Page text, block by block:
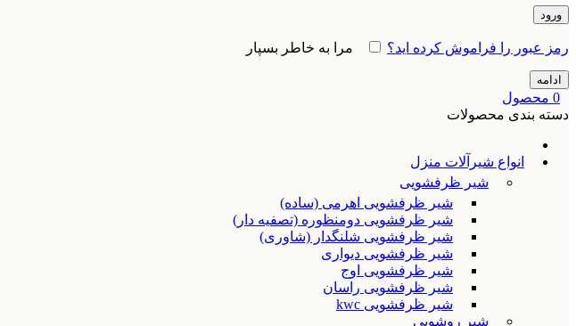
ورود
رمز عبور را فراموش کرده اید؟ مرا به خاطر بسپار
ادامه
0 محصول
دسته بندی محصولات
انواع شیرآلات منزل
شیر ظرفشویی
شیر ظرفشویی اهرمی (ساده)
شیر ظرفشویی دومنظوره (تصفیه دار)
شیر ظرفشویی شلنگدار (شاوری)
شیر ظرفشویی دیواری
شیر ظرفشویی اوج
شیر ظرفشویی راسان
شیر ظرفشویی kwc
شیر روشویی